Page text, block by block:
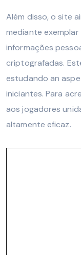
Além disso, o site
mediante
informações
criptografadas.
estudando an
iniciantes. Para
aos jogadores
altamente eficaz.